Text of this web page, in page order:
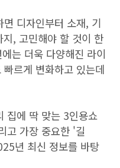
디자인부터 소재, 기
, 고민해야 할 것이 한
는 더욱 다양해진 라이
르게 변화하고 있는데
집에 딱 맞는 3인용쇼
고 가장 중요한 '길
년 최신 정보를 바탕